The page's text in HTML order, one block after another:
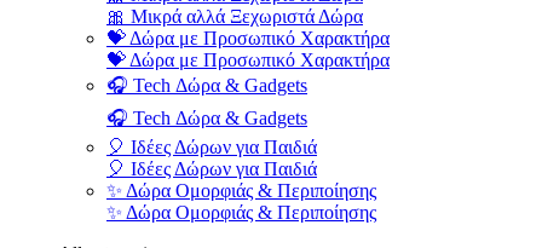
🎀 Μικρά αλλά Ξεχωριστά Δώρα
💝 Δώρα με Προσωπικό Χαρακτήρα
💝 Δώρα με Προσωπικό Χαρακτήρα
🎧 Tech Δώρα & Gadgets
🎧 Tech Δώρα & Gadgets
🎈 Ιδέες Δώρων για Παιδιά
🎈 Ιδέες Δώρων για Παιδιά
✨ Δώρα Ομορφιάς & Περιποίησης
✨ Δώρα Ομορφιάς & Περιποίησης